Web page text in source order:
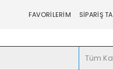
FAVORILERIM SIPARIŞ